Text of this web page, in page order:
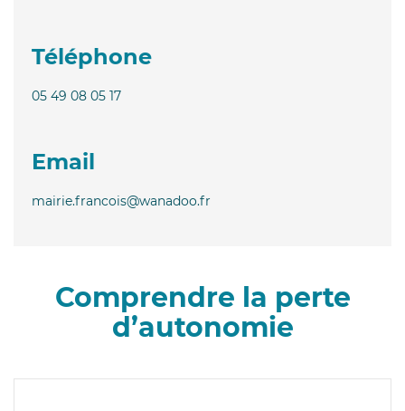
Téléphone
05 49 08 05 17
Email
mairie.francois@wanadoo.fr
Comprendre la perte
d’autonomie